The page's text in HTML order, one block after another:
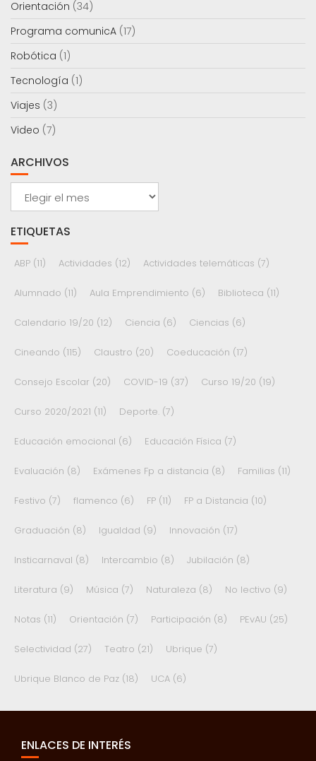
Orientación (34)
Programa comunicA (17)
Robótica (1)
Tecnología (1)
Viajes (3)
Video (7)
ARCHIVOS
ETIQUETAS
ABP (11) Actividades (12) Actividades telemáticas (7)
Alumnado (11) Aula Emprendimiento (6) Biblioteca (11)
Calendario 19/20 (12) Ciencia (6) Ciencias (6)
Cineando (115) Claustro (20) Coeducación (17)
Consejo Escolar (20) COVID-19 (37) Curso 19/20 (19)
Curso 2020/2021 (11) Deporte. (7)
Educación emocional (6) Educación Física (7)
Evaluación (8) Exámenes Fp a distancia (8) Familias (11)
Festivo (7) flamenco (6) FP (11) FP a Distancia (10)
Graduación (8) Igualdad (9) Innovación (17)
Insticarnaval (8) Intercambio (8) Jubilación (8)
Literatura (9) Música (7) Naturaleza (8) No lectivo (9)
Notas (11) Orientación (7) Participación (8) PEvAU (25)
Selectividad (27) Teatro (21) Ubrique (7)
Ubrique Blanco de Paz (18) UCA (6)
ENLACES DE INTERÉS